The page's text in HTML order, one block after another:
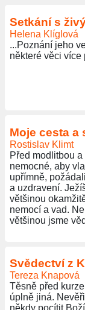
Setkání s
Helena Klíglová
...Poznání jeho
některé věci více
Moje cesta a
Rostislav Klimt
Před modlitbou
nemocné, aby
upřímně,
a uzdravení.
většinou
nemocí a vad.
většinou jsme
Svědectví z
Tereza Knapová
Těsně před
úplně jiná.